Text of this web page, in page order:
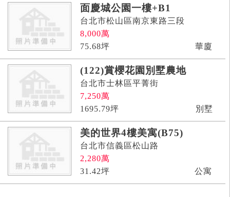
面慶城公園一樓+B1
台北市松山區南京東路三段
8,000萬
75.68坪 華廈
(122)賞櫻花園別墅農地
台北市士林區平菁街
7,250萬
1695.79坪 別墅
美的世界4樓美寓(B75)
台北市信義區松山路
2,280萬
31.42坪 公寓